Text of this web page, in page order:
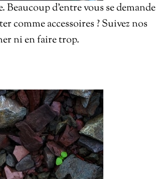
d’entre vous se
comme accessoires ? Suivez nos
ni en faire trop.